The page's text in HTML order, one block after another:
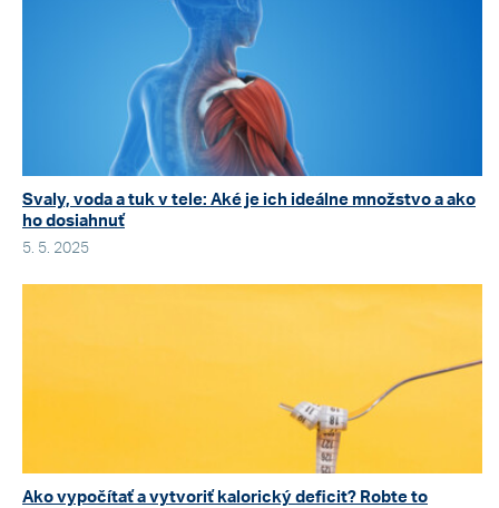
Svaly, voda a tuk v tele: Aké je ich ideálne množstvo a ako
ho dosiahnuť
5. 5. 2025
Ako vypočítať a vytvoriť kalorický deficit? Robte to